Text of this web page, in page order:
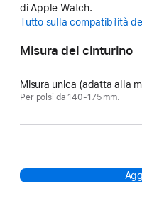
di Apple Watch.
Tutto sulla compatibilità
Misura del cinturino
Misura unica (adatta alla
Per polsi da 140-175 mm.